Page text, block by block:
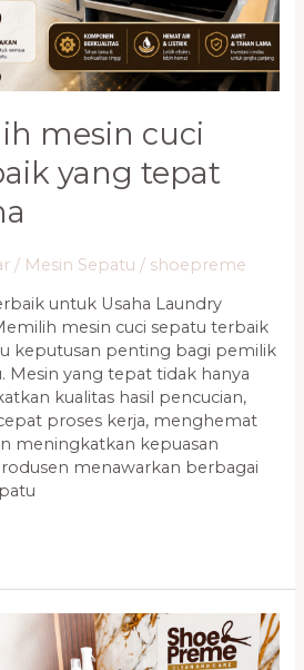
mesin cuci
yang tepat
/ Mesin Sepatu / shoepreme
untuk Usaha Laundry
mesin cuci sepatu terbaik
keputusan penting bagi pemilik
Mesin yang tepat tidak hanya
kualitas hasil pencucian,
proses kerja, menghemat
meningkatkan kepuasan
menawarkan berbagai